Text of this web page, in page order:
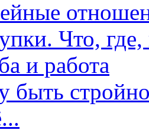
Что, где,
и работа
быть